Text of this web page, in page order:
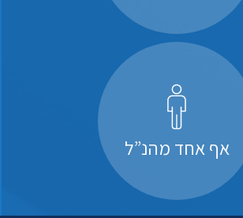
אף אחד מהנ”ל